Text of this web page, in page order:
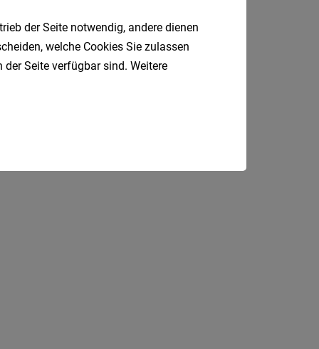
Mail.
der Seite notwendig, andere dienen
welche Cookies Sie zulassen
Seite verfügbar sind. Weitere